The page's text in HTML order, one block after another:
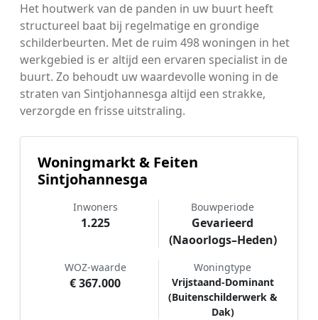
Het houtwerk van de panden in uw buurt heeft
structureel baat bij regelmatige en grondige
schilderbeurten. Met de ruim 498 woningen in het
werkgebied is er altijd een ervaren specialist in de
buurt. Zo behoudt uw waardevolle woning in de
straten van Sintjohannesga altijd een strakke,
verzorgde en frisse uitstraling.
Woningmarkt & Feiten
Sintjohannesga
Inwoners
1.225
Bouwperiode
Gevarieerd
(Naoorlogs–Heden)
WOZ-waarde
€ 367.000
Woningtype
Vrijstaand-Dominant
(Buitenschilderwerk &
Dak)